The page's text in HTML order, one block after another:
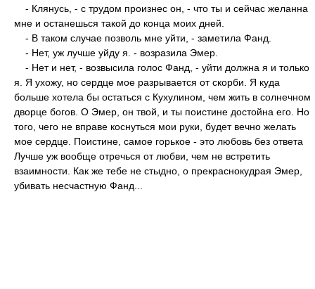
- Клянусь, - с трудом произнес он, - что ты и сейчас желанна
мне и останешься такой до конца моих дней.
- В таком случае позволь мне уйти, - заметила Фанд.
- Нет, уж лучше уйду я. - возразила Эмер.
- Нет и нет, - возвысила голос Фанд, - уйти должна я и только
я. Я ухожу, но сердце мое разрывается от скорби. Я куда
больше хотела бы остаться с Кухулином, чем жить в солнечном
дворце богов. О Эмер, он твой, и ты поистине достойна его. Но
того, чего не вправе коснуться мои руки, будет вечно желать
мое сердце. Поистине, самое горькое - это любовь без ответа
Лучше уж вообще отречься от любви, чем не встретить
взаимности. Как же тебе не стыдно, о прекраснокудрая Эмер,
убивать несчастную Фанд...